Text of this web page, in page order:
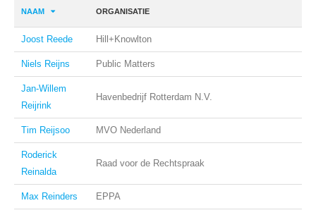
NAAM ORGANISATIE
Joost Reede Hill+Knowlton
Niels Reijns Public Matters
Jan-Willem
Reijrink
Havenbedrijf Rotterdam N.V.
Tim Reijsoo MVO Nederland
Roderick
Reinalda
Raad voor de Rechtspraak
Max Reinders EPPA